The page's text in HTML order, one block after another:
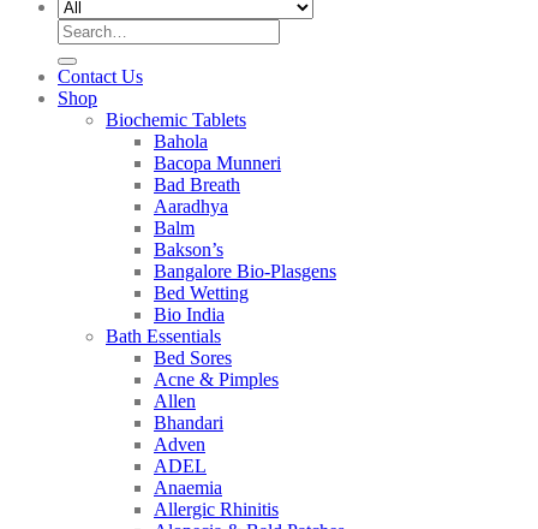
Search
for:
Contact Us
Shop
Biochemic Tablets
Bahola
Bacopa Munneri
Bad Breath
Aaradhya
Balm
Bakson’s
Bangalore Bio-Plasgens
Bed Wetting
Bio India
Bath Essentials
Bed Sores
Acne & Pimples
Allen
Bhandari
Adven
ADEL
Anaemia
Allergic Rhinitis